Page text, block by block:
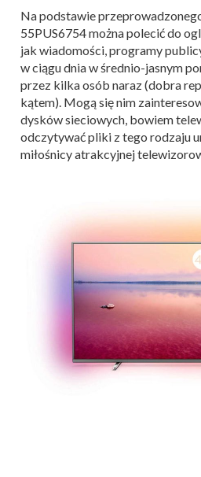
Na podstawie
55PUS6754 można polecić do
jak wiadomości, programy
w ciągu dnia w średnio-jasnym
przez kilka osób naraz (dobra
kątem). Mogą się nim
dysków sieciowych, bowiem
odczytywać pliki z tego rodzaju
miłośnicy atrakcyjnej